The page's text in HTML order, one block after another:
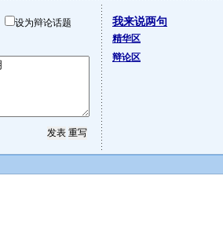
设为辩论话题 我来说两句
精华区
辩论区